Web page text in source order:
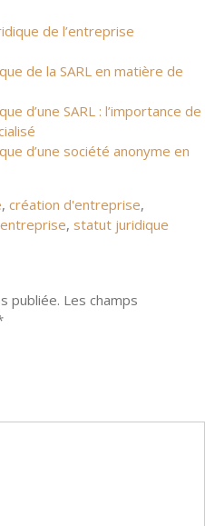
de l’entreprise
de la SARL en matière de
d’une SARL : l’importance de
d’une société anonyme en
, création d'entreprise,
, statut juridique
publiée. Les champs